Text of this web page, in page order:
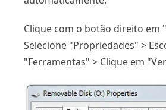
Clique com o botão direito em
Selecione "Propriedades" >
"Ferramentas" > Clique em